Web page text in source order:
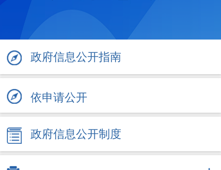
政府信息公开指南
依申请公开
政府信息公开制度